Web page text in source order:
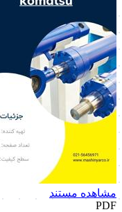
مشاهده مستند
PDF